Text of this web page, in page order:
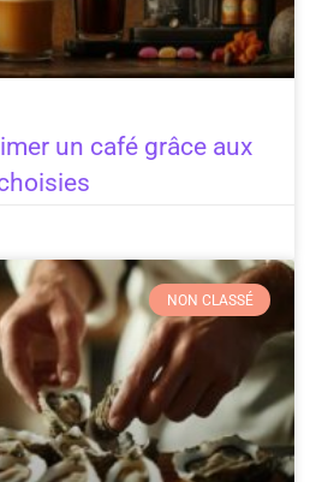
un café grâce aux
NON CLASSÉ